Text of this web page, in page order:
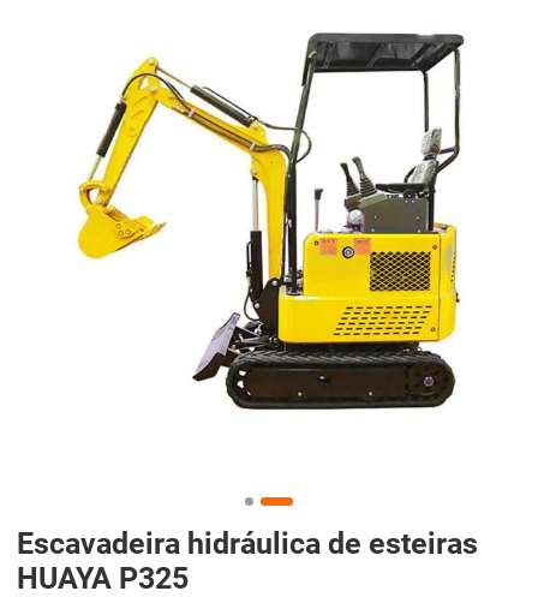
Escavadeira hidráulica de esteiras
HUAYA P325